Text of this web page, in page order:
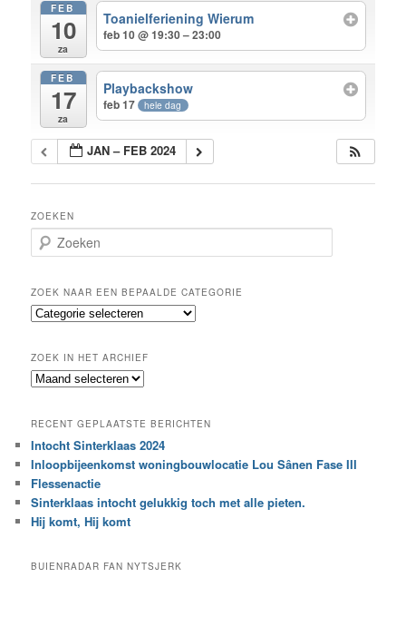
FEB
10
za
Toanielferiening Wierum
feb 10 @ 19:30 – 23:00
FEB
17
za
Playbackshow
feb 17 hele dag
JAN – FEB 2024
ZOEKEN
o
k
e
n
ZOEK NAAR EEN BEPAALDE CATEGORIE
Z
k
n
e
e
n
b
e
a
ZOEK IN HET ARCHIEF
Z
k
i
n
h
e
t
c
RECENT GEPLAATSTE BERICHTEN
Intocht Sinterklaas 2024
Inloopbijeenkomst woningbouwlocatie Lou Sânen Fase III
Flessenactie
Sinterklaas intocht gelukkig toch met alle pieten.
Hij komt, Hij komt
BUIENRADAR FAN NYTSJERK